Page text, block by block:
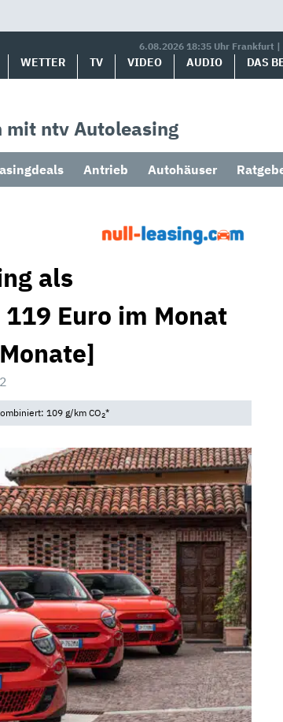
6.08.2026 18:35 Uhr Frankfurt |
WETTER TV VIDEO AUDIO DAS
mit ntv Autoleasing
Antrieb Autohäuser
als
Euro im Monat
109 g/km CO2*